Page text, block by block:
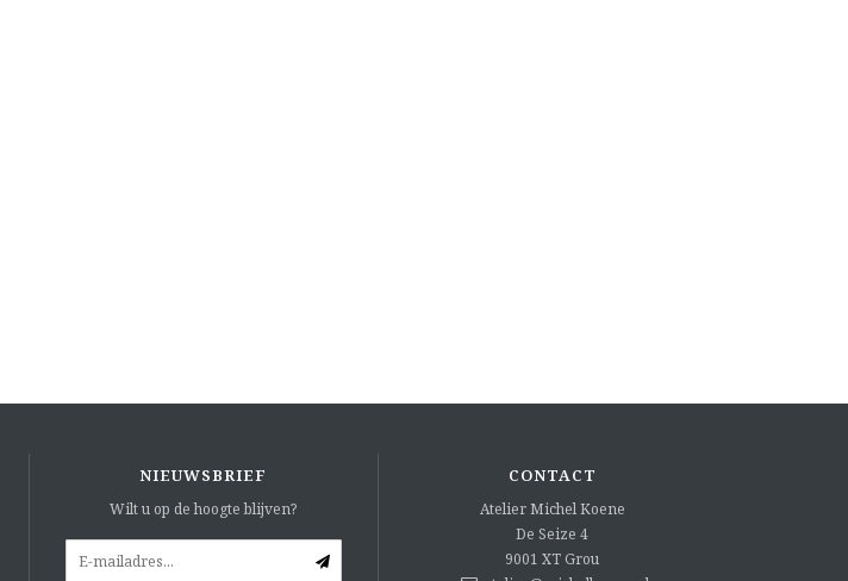
NIEUWSBRIEF
Wilt u op de hoogte blijven?
CONTACT
Atelier Michel Koene
De Seize 4
9001 XT Grou